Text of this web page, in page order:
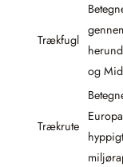
Trækfugl
og
Trækrute